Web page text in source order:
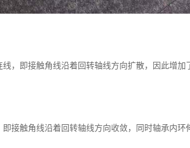
，即接触角线沿着回转轴线方向扩散，因此增加
接触角线沿着回转轴线方向收敛，同时轴承内环